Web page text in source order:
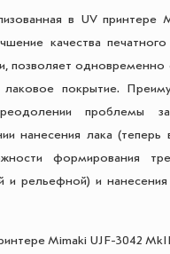
в UV принтере
качества
позволяет
лаковое покрытие.
проблемы
нанесения лака
формирования
и рельефной) и